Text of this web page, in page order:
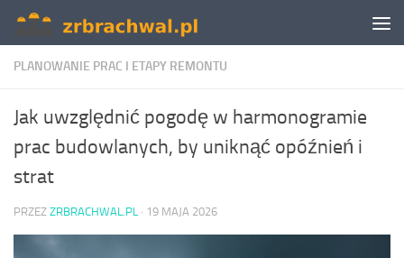
Skip to content
PLANOWANIE PRAC I ETAPY REMONTU
Jak uwzględnić pogodę w harmonogramie
prac budowlanych, by uniknąć opóźnień i
strat
PRZEZ ZRBRACHWAL.PL · 19 MAJA 2026